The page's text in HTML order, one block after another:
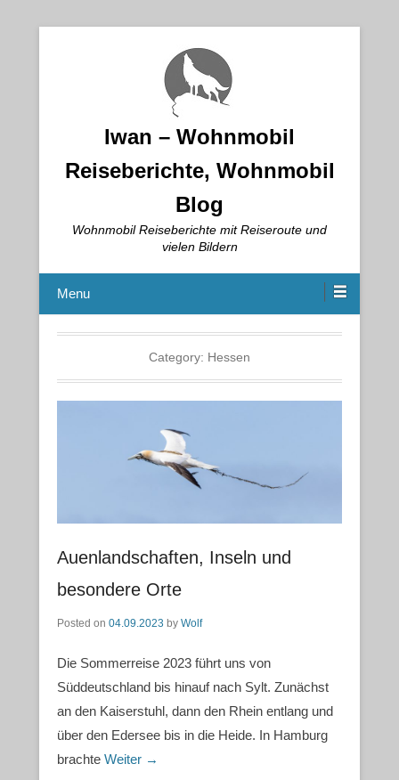
Iwan – Wohnmobil
Reiseberichte, Wohnmobil
Blog
Wohnmobil Reiseberichte mit Reiseroute und
vielen Bildern
Menu
Category: Hessen
Auenlandschaften, Inseln und
besondere Orte
Posted on 04.09.2023 by Wolf
Die Sommerreise 2023 führt uns von
Süddeutschland bis hinauf nach Sylt. Zunächst
an den Kaiserstuhl, dann den Rhein entlang und
über den Edersee bis in die Heide. In Hamburg
brachte Weiter →